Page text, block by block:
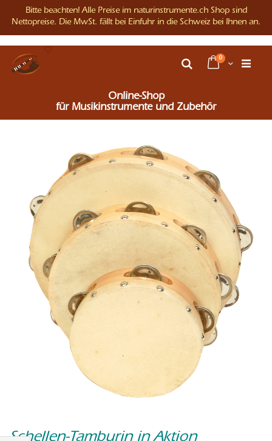
zum
Inhalt
Warenkorb
0Artikel
Suche
Online-Shop
für Musikinstrumente und Zubehör
Bitte beachten! Alle Preise im naturinstrumente.ch Shop sind
Nettopreise. Die MwSt. fällt bei Einfuhr in die Schweiz bei Ihnen an.